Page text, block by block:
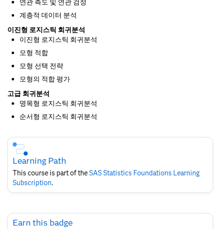
연관 측도 및 연관 검정
계층적 데이터 분석
이진형 로지스틱 회귀분석
이진형 로지스틱 회귀분석
모형 적합
모형 선택 전략
모형의 적합 평가
고급 회귀분석
명목형 로지스틱 회귀분석
순서형 로지스틱 회귀분석
Skip
Course
Subscription
Learning Path
This course is part of theSAS Statistics Foundations​ Learning
Subscription.
Skip
EarnEarn this badge